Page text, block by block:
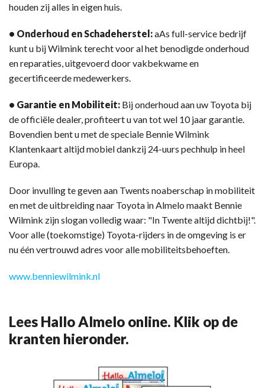
houden zij alles in eigen huis.
• Onderhoud en Schadeherstel:aAs full-service bedrijf
kunt u bij Wilmink terecht voor al het benodigde onderhoud
en reparaties, uitgevoerd door vakbekwame en
gecertificeerde medewerkers.
• Garantie en Mobiliteit: Bij onderhoud aan uw Toyota bij
de officiële dealer, profiteert u van tot wel 10 jaar garantie.
Bovendien bent u met de speciale Bennie Wilmink
Klantenkaart altijd mobiel dankzij 24-uurs pechhulp in heel
Europa.
Door invulling te geven aan Twents noaberschap in mobiliteit
en met de uitbreiding naar Toyota in Almelo maakt Bennie
Wilmink zijn slogan volledig waar: "In Twente altijd dichtbij!".
Voor alle (toekomstige) Toyota-rijders in de omgeving is er
nu één vertrouwd adres voor alle mobiliteitsbehoeften.
www.benniewilmink.nl
Lees Hallo Almelo online. Klik op de
kranten hieronder.